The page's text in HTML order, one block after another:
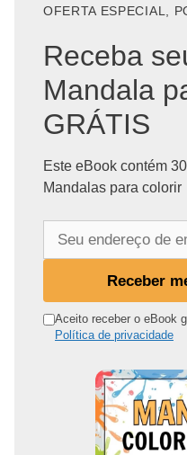
OFERTA ESPECIAL,
Receba
Mandala
GRÁTIS
Este eBook contém
Mandalas para colorir
n
Receber
Aceito receber o eBook
Política de privacidade